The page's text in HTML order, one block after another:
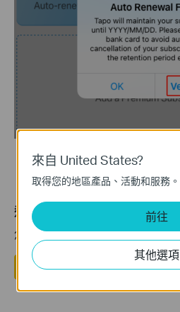
這篇faq是否有用?
您的反饋將幫助我們改善網站
是 否
來自 United States?
取得您的地區產品、活動和服務。
前往
其他選項